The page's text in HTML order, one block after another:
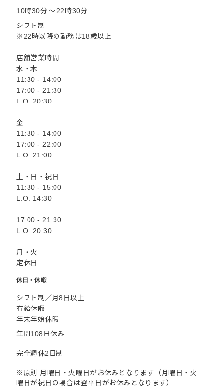
10時30分〜22時30分
シフト制
※22時以降の勤務は18歳以上
店舗営業時間
水・木
11:30 - 14:00
17:00 - 21:30
L.O. 20:30
金
11:30 - 14:00
17:00 - 22:00
L.O. 21:00
土・日・祝日
11:30 - 15:00
L.O. 14:30
17:00 - 21:30
L.O. 20:30
月・火
定休日
休日・休暇
シフト制／月8日以上
有給休暇
年末年始休暇
年間108日休み
完全週休2日制
※原則 月曜日・火曜日がお休みとなります（月曜日・火
曜日が祝日の場合は翌平日がお休みとなります）